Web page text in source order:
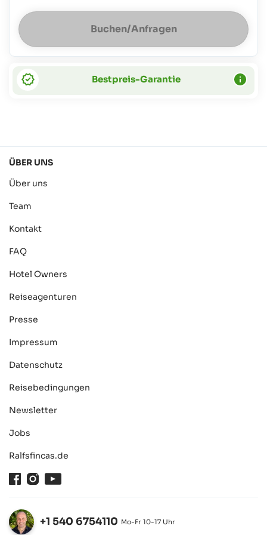
Buchen/Anfragen
Bestpreis-Garantie
ÜBER UNS
Über uns
Team
Kontakt
FAQ
Hotel Owners
Reiseagenturen
Presse
Impressum
Datenschutz
Reisebedingungen
Newsletter
Jobs
Ralfsfincas.de
FacebookInstagram
+1 540 6754110 Mo-Fr 10-17 Uhr